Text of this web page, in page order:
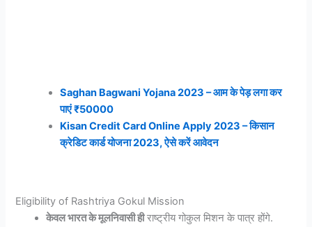
Saghan Bagwani Yojana 2023 – आम के पेड़ लगा कर
पाएं ₹50000
Kisan Credit Card Online Apply 2023 – किसान
क्रेडिट कार्ड योजना 2023, ऐसे करें आवेदन
Eligibility of Rashtriya Gokul Mission
केवल भारत के मूलनिवासी हीराष्ट्रीय गोकुल मिशन के पात्र होंगे.